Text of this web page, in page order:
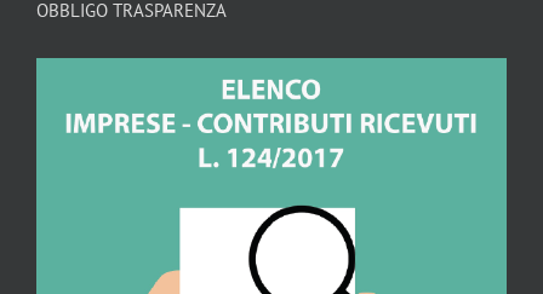
OBBLIGO TRASPARENZA